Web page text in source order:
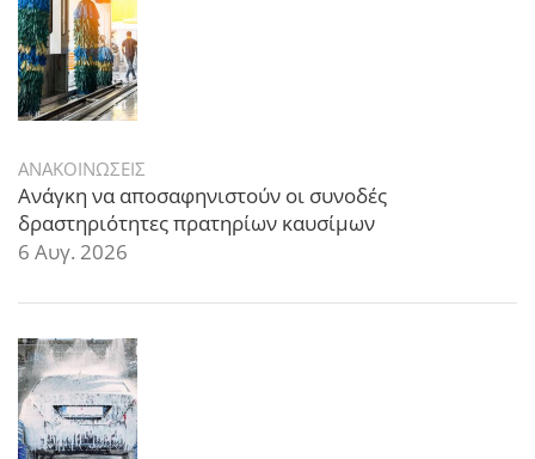
ΑΝΑΚΟΙΝΩΣΕΙΣ
Ανάγκη να αποσαφηνιστούν οι συνοδές
δραστηριότητες πρατηρίων καυσίμων
6 Αυγ. 2026